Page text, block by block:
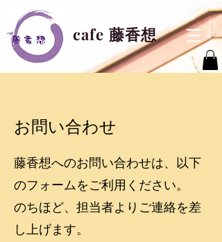
cafe 藤香想
お問い合わせ
藤香想へのお問い合わせは、以下
のフォームをご利用ください。
のちほど、担当者よりご連絡を差
し上げます。